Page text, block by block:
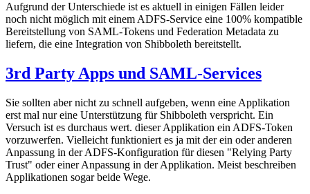
Aufgrund der Unterschiede ist es aktuell in einigen Fällen leider
noch nicht möglich mit einem ADFS-Service eine 100% kompatible
Bereitstellung von SAML-Tokens und Federation Metadata zu
liefern, die eine Integration von Shibboleth bereitstellt.
3rd Party Apps und SAML-Services
Sie sollten aber nicht zu schnell aufgeben, wenn eine Applikation
erst mal nur eine Unterstützung für Shibboleth verspricht. Ein
Versuch ist es durchaus wert. dieser Applikation ein ADFS-Token
vorzuwerfen. Vielleicht funktioniert es ja mit der ein oder anderen
Anpassung in der ADFS-Konfiguration für diesen "Relying Party
Trust" oder einer Anpassung in der Applikation. Meist beschreiben
Applikationen sogar beide Wege.